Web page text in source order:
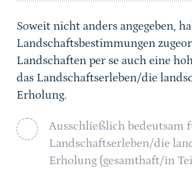
Soweit nicht anders angegeben,
Landschaftsbestimmungen
Landschaften per se auch eine
das Landschaftserleben/die
Erholung.
Ausschließlich bedeutsam
Landschaftserleben/die
Erholung (gesamthaft/in